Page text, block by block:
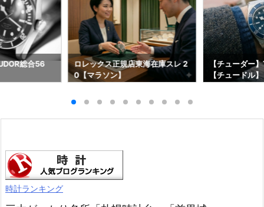
総合56
ロレックス正規店東海在庫スレ 2
0【マラソン】
【チューダー
【チュードル】
時計ランキング